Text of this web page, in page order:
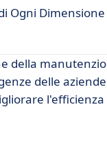
Ogni Dimensione
della
delle